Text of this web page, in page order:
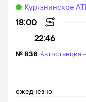
18:00
22:46
Курганинское
ежедневно
№836 Автостанция –